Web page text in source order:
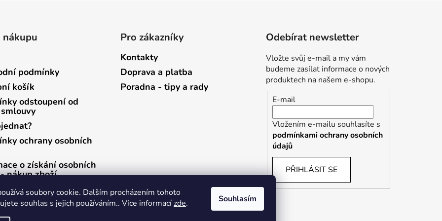
soubory cookie. Dalším procházením tohoto
souhlas s jejich používáním.. Více informacízde. Souhlasím
nákupu
podmínky
košík
odstoupení od
ochrany osobních
o získání osobních
nákup zboží
o získání osobních
zasílání newsletterů
Pro zákazníky
Kontakty
Doprava a platba
Poradna - tipy a rady
Odebírat newsletter
Vložte svůj e-mail a my vám
budeme zasílat informace o nových
produktech na našem e-shopu.
E-mail
Vložením e-mailu souhlasíte s
podmínkami ochrany osobních
údajů
PŘIHLÁSIT SE